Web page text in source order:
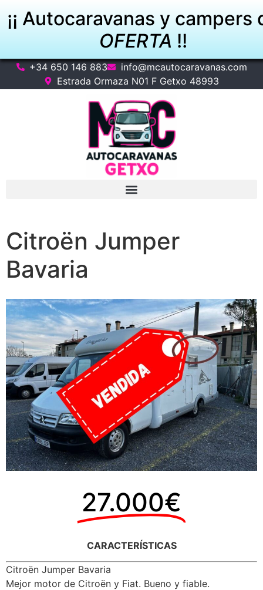
¡¡ Autocaravanas y campers
OFERTA !!
VER OFERTAS
+34 650 146 883
info@mcautocaravanas.com
Estrada Ormaza N01 F Getxo 48993
Citroën Jumper
Bavaria
27.000€
CARACTERÍSTICAS
Citroën Jumper Bavaria
Mejor motor de Citroën y Fiat. Bueno y fiable.